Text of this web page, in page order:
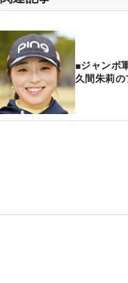
■ジャンボ
久間朱莉の